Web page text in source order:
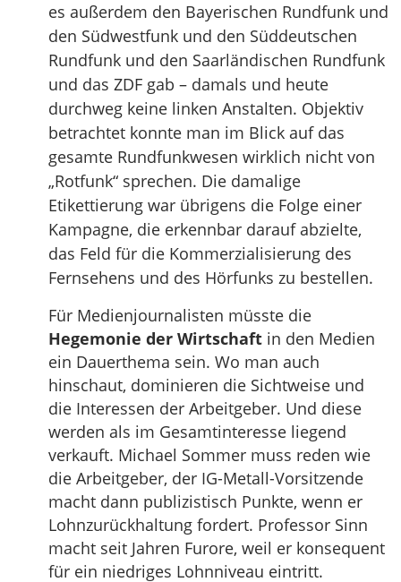
es außerdem den Bayerischen Rundfunk und
den Südwestfunk und den Süddeutschen
Rundfunk und den Saarländischen Rundfunk
und das ZDF gab – damals und heute
durchweg keine linken Anstalten. Objektiv
betrachtet konnte man im Blick auf das
gesamte Rundfunkwesen wirklich nicht von
„Rotfunk“ sprechen. Die damalige
Etikettierung war übrigens die Folge einer
Kampagne, die erkennbar darauf abzielte,
das Feld für die Kommerzialisierung des
Fernsehens und des Hörfunks zu bestellen.
Für Medienjournalisten müsste die
Hegemonie der Wirtschaft in den Medien
ein Dauerthema sein. Wo man auch
hinschaut, dominieren die Sichtweise und
die Interessen der Arbeitgeber. Und diese
werden als im Gesamtinteresse liegend
verkauft. Michael Sommer muss reden wie
die Arbeitgeber, der IG-Metall-Vorsitzende
macht dann publizistisch Punkte, wenn er
Lohnzurückhaltung fordert. Professor Sinn
macht seit Jahren Furore, weil er konsequent
für ein niedriges Lohnniveau eintritt.